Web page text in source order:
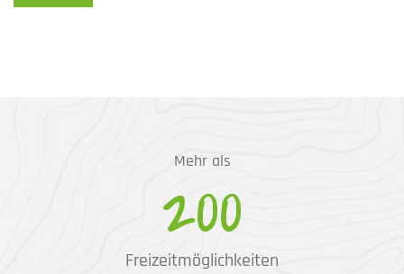
Mehr als
200
Freizeitmöglichkeiten